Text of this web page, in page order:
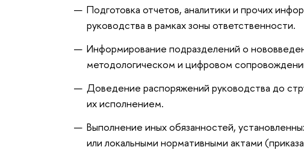
Подготовка отчетов, аналитики и прочих
руководства в рамках зоны ответственности.
Информирование подразделений о
методологическом и цифровом
Доведение распоряжений руководства до
их исполнением.
Выполнение иных обязанностей,
или локальными нормативными актами